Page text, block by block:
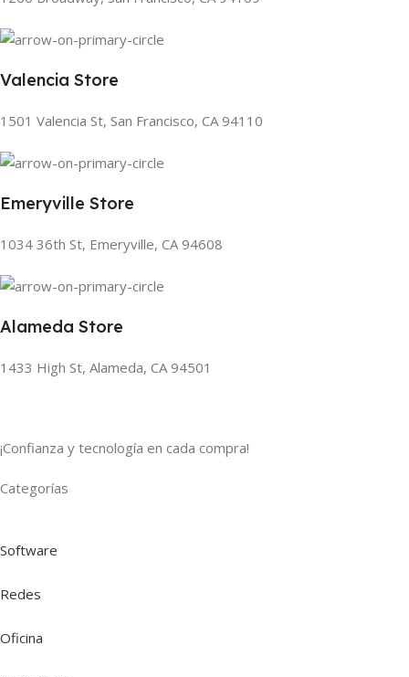
Valencia Store
1501 Valencia St, San Francisco, CA 94110
Emeryville Store
1034 36th St, Emeryville, CA 94608
Alameda Store
1433 High St, Alameda, CA 94501
¡Confianza y tecnología en cada compra!
Categorías
Software
Redes
Oficina